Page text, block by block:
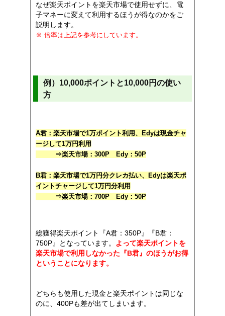
なぜ楽天ポイントを楽天市場で使用せずに、電
子マネーに変えて利用するほうが得なのかをご
説明します。
※ 倍率は上記を参考にしています。
例）10,000ポイントと10,000円の使い
方
A君：楽天市場で1万ポイント利用、Edyは現金チャ
ージして1万円利用
⇒楽天市場：300P Edy：50P
B君：楽天市場で1万円分クレカ払い、Edyは楽天ポ
イントチャージして1万円分利用
⇒楽天市場：700P Edy：50P
総獲得楽天ポイント『A君：350P』『B君：
750P』となっています。
よって楽天ポイントを
楽天市場で利用しなかった『B君』のほうがお得
ということになります。
どちらも使用した現金と楽天ポイントは同じな
のに、400Pも差が出てしまいます。